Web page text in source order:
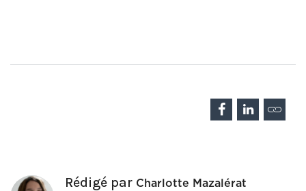
Rédigé par Charlotte Mazalérat